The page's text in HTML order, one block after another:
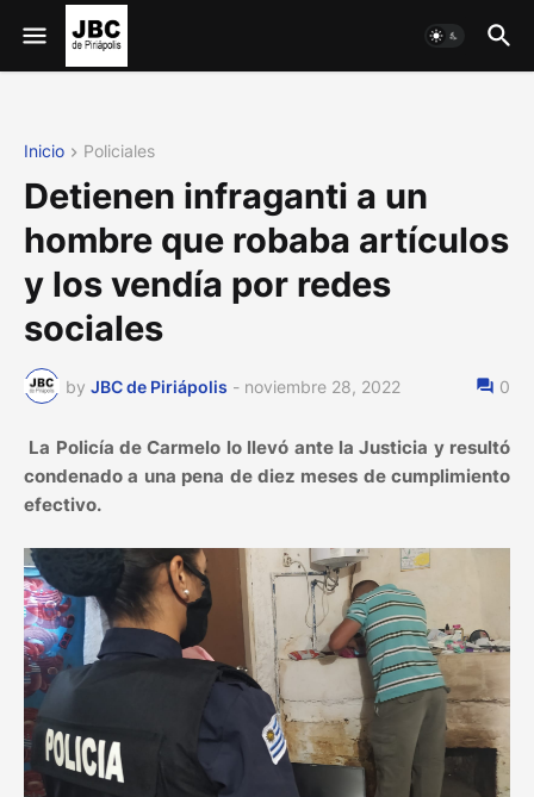
Inicio Policiales
Detienen infraganti a un
hombre que robaba artículos
y los vendía por redes
sociales
by JBC de Piriápolis - noviembre 28, 2022 0
La Policía de Carmelo lo llevó ante la Justicia y resultó
condenado a una pena de diez meses de cumplimiento
efectivo.